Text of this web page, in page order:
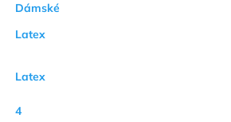
Dámské
Latex
Latex
4